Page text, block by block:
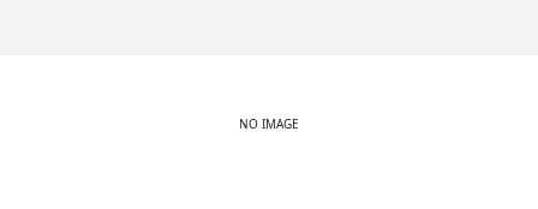
NO IMAGE